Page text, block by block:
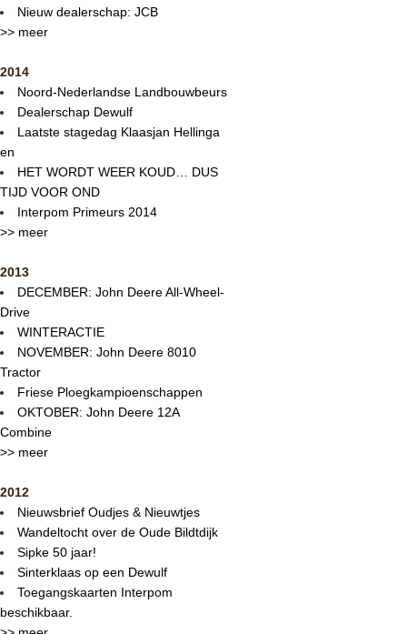
Nieuw dealerschap: JCB
>> meer
2014
Noord-Nederlandse Landbouwbeurs
Dealerschap Dewulf
Laatste stagedag Klaasjan Hellinga
en
HET WORDT WEER KOUD… DUS
TIJD VOOR OND
Interpom Primeurs 2014
>> meer
2013
DECEMBER: John Deere All-Wheel-
Drive
WINTERACTIE
NOVEMBER: John Deere 8010
Tractor
Friese Ploegkampioenschappen
OKTOBER: John Deere 12A
Combine
>> meer
2012
Nieuwsbrief Oudjes & Nieuwtjes
Wandeltocht over de Oude Bildtdijk
Sipke 50 jaar!
Sinterklaas op een Dewulf
Toegangskaarten Interpom
beschikbaar.